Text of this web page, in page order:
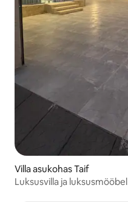
Villa asukohas Taif
Luksusvilla ja luksusmööbel